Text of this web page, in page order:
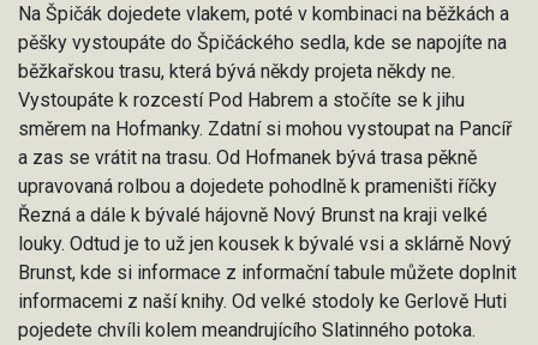
Na Špičák dojedete vlakem, poté v kombinaci na běžkách a
pěšky vystoupáte do Špičáckého sedla, kde se napojíte na
běžkařskou trasu, která bývá někdy projeta někdy ne.
Vystoupáte k rozcestí Pod Habrem a stočíte se k jihu
směrem na Hofmanky. Zdatní si mohou vystoupat na Pancíř
a zas se vrátit na trasu. Od Hofmanek bývá trasa pěkně
upravovaná rolbou a dojedete pohodlně k prameništi říčky
Řezná a dále k bývalé hájovně Nový Brunst na kraji velké
louky. Odtud je to už jen kousek k bývalé vsi a sklárně Nový
Brunst, kde si informace z informační tabule můžete doplnit
informacemi z naší knihy. Od velké stodoly ke Gerlově Huti
pojedete chvíli kolem meandrujícího Slatinného potoka.